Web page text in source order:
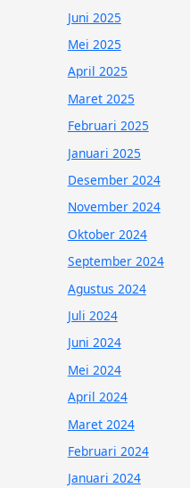
Juni 2025
Mei 2025
April 2025
Maret 2025
Februari 2025
Januari 2025
Desember 2024
November 2024
Oktober 2024
September 2024
Agustus 2024
Juli 2024
Juni 2024
Mei 2024
April 2024
Maret 2024
Februari 2024
Januari 2024